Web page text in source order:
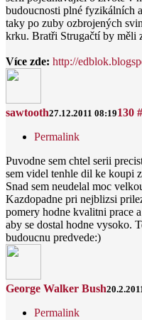
budoucnosti plné fyzikálních
taky po zuby ozbrojených
krku. Bratři Strugačtí by měli
Více zde: http://
sawtooth27.12.2011 08:19130
Permalink
Puvodne sem chtel serii
sem videl tenhle dil ke koupi
Snad sem neudelal moc
Kazdopadne pri nejblizsi
pomery hodne kvalitni prace
aby se dostal hodne vysoko.
budoucnu predvede:)
George Walker Bush
Permalink